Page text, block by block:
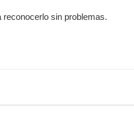
sin problemas.